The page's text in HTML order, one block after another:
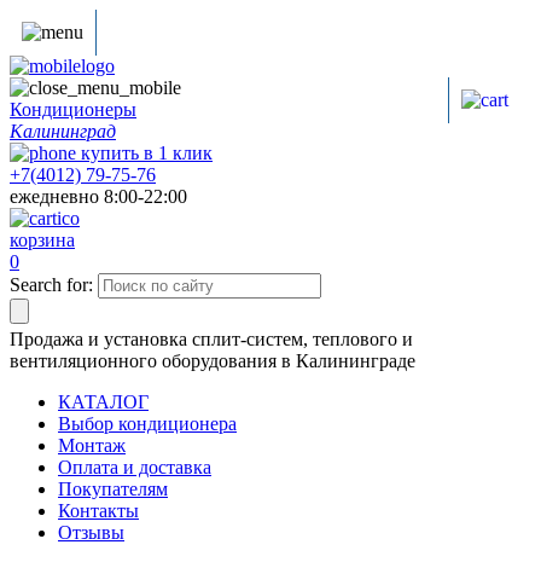
Кондиционеры
Калининград
купить в 1 клик
+7(4012) 79-75-76
ежедневно 8:00-22:00
корзина
0
Search for:
Продажа и установка сплит-систем, теплового и
вентиляционного оборудования в Калининграде
КАТАЛОГ
Выбор кондиционера
Монтаж
Оплата и доставка
Покупателям
Контакты
Отзывы